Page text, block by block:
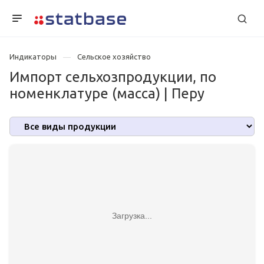
Индикаторы Сельское хозяйство
Импорт сельхозпродукции, по
номенклатуре (масса) | Перу
Загрузка...